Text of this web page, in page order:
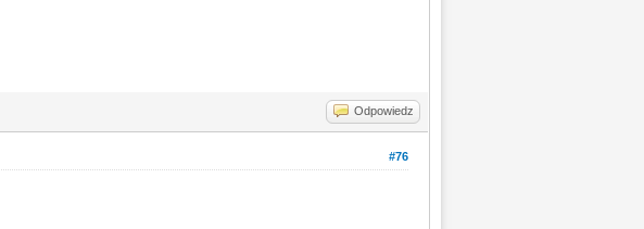
Odpowiedz
#76